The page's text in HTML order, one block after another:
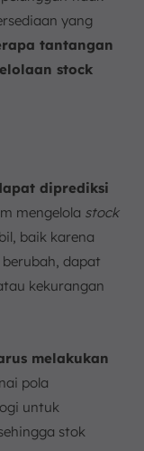
yang
tantangan
stock
diprediksi
mengelola stock
baik karena
dapat
kekurangan
melakukan
pola
untuk
stok